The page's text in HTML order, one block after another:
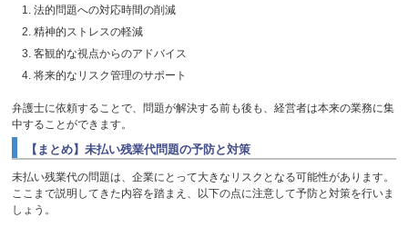
法的問題への対応時間の削減
精神的ストレスの軽減
客観的な視点からのアドバイス
将来的なリスク管理のサポート
弁護士に依頼することで、問題が解決する前も後も、経営者は本来の業務に集
中することができます。
【まとめ】未払い残業代問題の予防と対策
未払い残業代の問題は、企業にとって大きなリスクとなる可能性があります。
ここまで説明してきた内容を踏まえ、以下の点に注意して予防と対策を行いま
しょう。